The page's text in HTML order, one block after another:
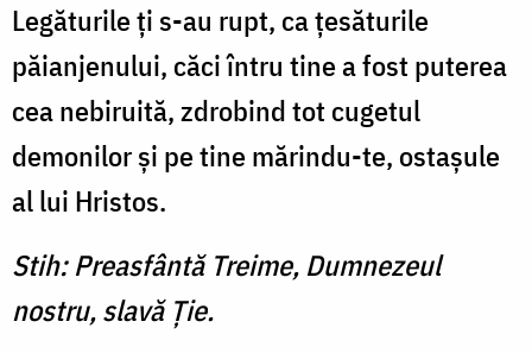
Legăturile ţi s-au rupt, ca ţesăturile
păianjenului, căci întru tine a fost puterea
cea nebiruită, zdrobind tot cugetul
demonilor şi pe tine mărindu-te, ostaşule
al lui Hristos.
Stih: Preasfântă Treime, Dumnezeul
nostru, slavă Ţie.